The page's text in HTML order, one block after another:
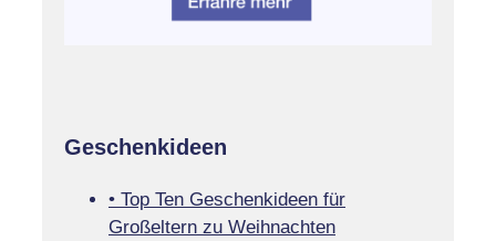
Geschenkideen
• Top Ten Geschenkideen für
Großeltern zu Weihnachten